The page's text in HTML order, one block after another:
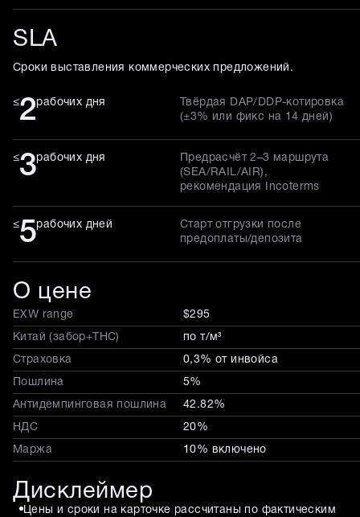
SLA
Сроки выставления коммерческих предложений.
≤2рабочих дня
Твёрдая DAP/DDP-котировка
(±3% или фикс на 14 дней)
≤3рабочих дня
Предрасчёт 2–3 маршрута
(SEA/RAIL/AIR),
рекомендация Incoterms
≤5рабочих дней
Старт отгрузки после
предоплаты/депозита
О цене
EXW range $295
Китай (забор+THC) по т/м³
Страховка 0,3% от инвойса
Пошлина 5%
Антидемпинговая пошлина 42.82%
НДС 20%
Маржа 10% включено
Дисклеймер
Цены и сроки на карточке рассчитаны по фактическим